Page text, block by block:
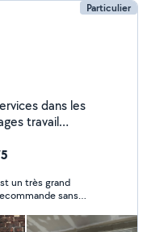
Particulier
dans les
travail